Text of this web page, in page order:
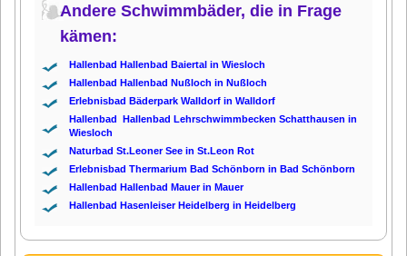
Andere Schwimmbäder, die in Frage
kämen:
Hallenbad Hallenbad Baiertal in Wiesloch
Hallenbad Hallenbad Nußloch in Nußloch
Erlebnisbad Bäderpark Walldorf in Walldorf
Hallenbad Hallenbad Lehrschwimmbecken Schatthausen in
Wiesloch
Naturbad St.Leoner See in St.Leon Rot
Erlebnisbad Thermarium Bad Schönborn in Bad Schönborn
Hallenbad Hallenbad Mauer in Mauer
Hallenbad Hasenleiser Heidelberg in Heidelberg